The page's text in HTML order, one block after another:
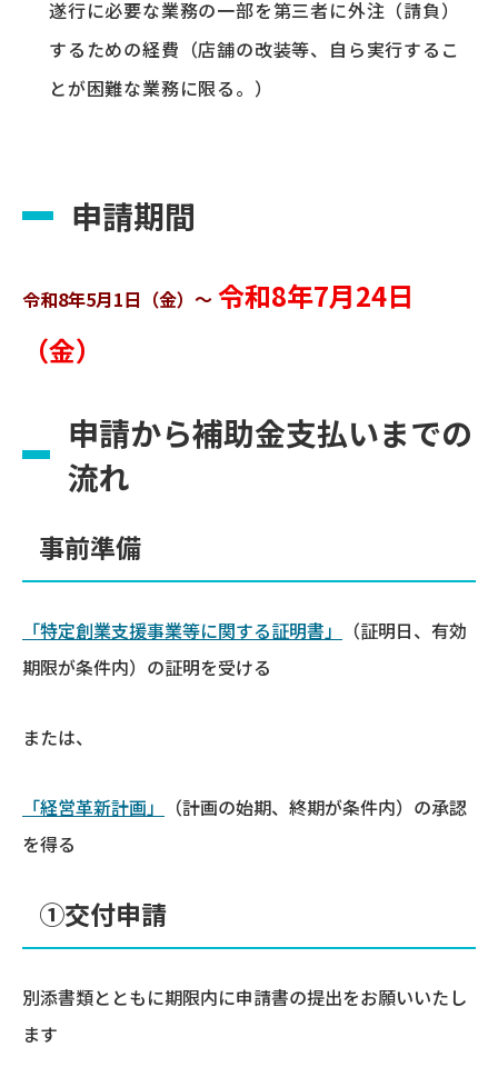
遂行に必要な業務の一部を第三者に外注（請負）
するための経費（店舗の改装等、自ら実行するこ
とが困難な業務に限る。）
申請期間
令和8年5月1日（金）～ 令和8年7月24日
（金）
申請から補助金支払いまでの
流れ
事前準備
「特定創業支援事業等に関する証明書」
（証明日、有効
期限が条件内）の証明を受ける
または、
「経営革新計画」
（計画の始期、終期が条件内）の承認
を得る
①交付申請
別添書類とともに期限内に申請書の提出をお願いいたし
ます